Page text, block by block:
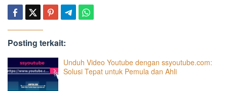
Posting terkait:
Unduh Video Youtube dengan ssyoutube.com:
Solusi Tepat untuk Pemula dan Ahli